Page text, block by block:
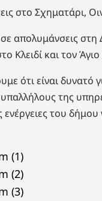
στο Σχηματάρι,
απολυμάνσεις
Κλειδί και τον
ότι είναι δυνατό
της
του δήμου